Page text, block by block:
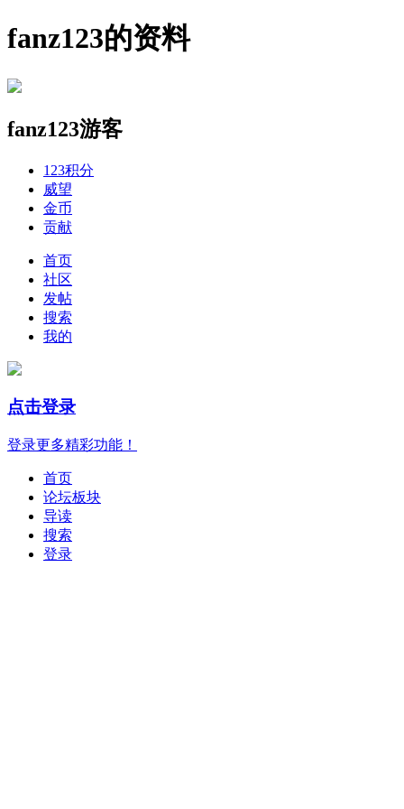
fanz123的资料
fanz123游客
123积分
威望
金币
贡献
首页
社区
发帖
搜索
我的
点击登录
登录更多精彩功能！
首页
论坛板块
导读
搜索
登录